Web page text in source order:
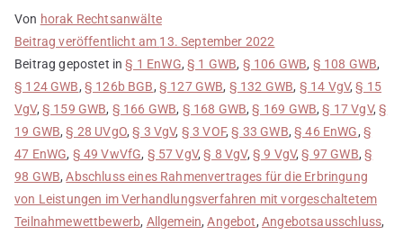
Von horak Rechtsanwälte
Beitrag veröffentlicht am 13. September 2022
Beitrag gepostet in§ 1 EnWG,§ 1 GWB, § 106 GWB, § 108 GWB,
§ 124 GWB, § 126b BGB, § 127 GWB, § 132 GWB, § 14 VgV,§ 15
VgV, § 159 GWB, § 166 GWB, § 168 GWB,§ 169 GWB,§ 17 VgV,§
19 GWB,§ 28 UVgO,§ 3 VgV, § 3 VOF,§ 33 GWB,§ 46 EnWG, §
47 EnWG, § 49 VwVfG, § 57 VgV,§ 8 VgV, § 9 VgV,§ 97 GWB,§
98 GWB,Abschluss eines Rahmenvertrages für die Erbringung
von Leistungen im Verhandlungsverfahren mit vorgeschaltetem
Teilnahmewettbewerb, Allgemein,Angebot, Angebotsausschluss,